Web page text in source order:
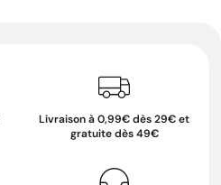
Livraison à 0,99€ dès 29€ et
gratuite dès 49€